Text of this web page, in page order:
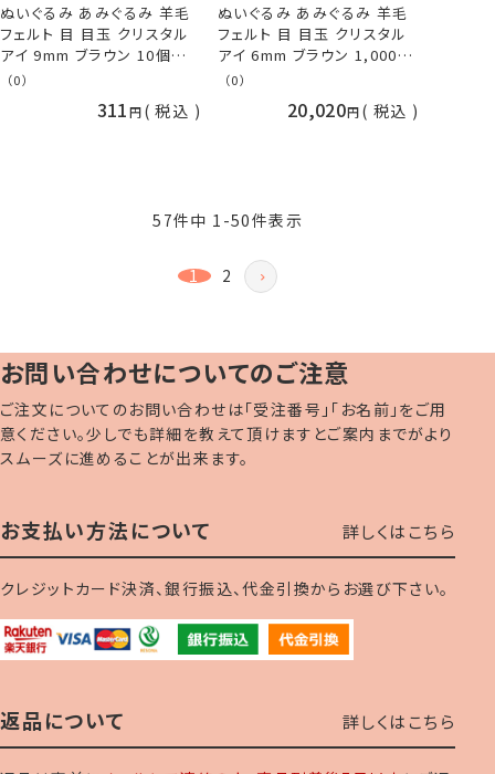
ぬいぐるみ あみぐるみ 羊毛
フェルト 目 目玉 クリスタル
アイ 9mm ブラウン 10個入/
袋 TDA さし目 プラスチック
（0）
311 税込
ぬいぐるみ あみぐるみ 羊毛
フェルト 目 目玉 クリスタル
アイ 6mm ブラウン 1,000個
入/袋 大容量 TDA さし目 プ
（0）
20,020 税込
57件中 1 -50件表示
1 2
お問い合わせについてのご注意
ご注文についてのお問い合わせは「受注番号」「お名前」をご用
意ください。少しでも詳細を教えて頂けますとご案内までがより
スムーズに進めることが出来ます。
お支払い方法について 詳しくはこちら
クレジットカード決済、銀行振込、代金引換からお選び下さい。
返品について 詳しくはこちら